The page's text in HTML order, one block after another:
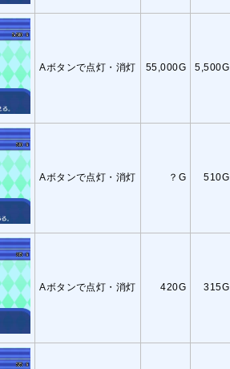
Aボタンで点灯・消灯 55,000G 5,500G
Aボタンで点灯・消灯 ？G 510G
Aボタンで点灯・消灯 420G 315G